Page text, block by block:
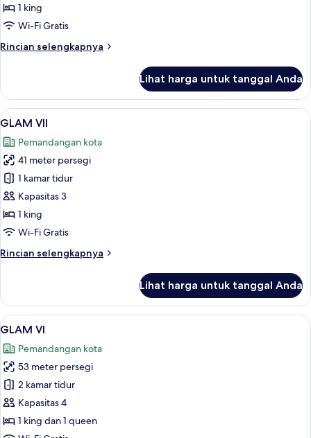
1 king
Wi-Fi Gratis
Rincian selengkapnya
Rincian
GLAM
IX
Lihat harga untuk tanggal Anda
Lihat
semua
foto
untuk
GLAM
VII
GLAM VII | Seprai premium,
5
GLAM VII
Pemandangan kota
41 meter persegi
1 kamar tidur
Kapasitas 3
1 king
Wi-Fi Gratis
Rincian selengkapnya
Rincian
GLAM
VII
Lihat harga untuk tanggal Anda
Lihat
semua
foto
untuk
GLAM
VI
GLAM VI | Area keluarga | Smart TV
6
GLAM VI
Pemandangan kota
53 meter persegi
2 kamar tidur
Kapasitas 4
1 king dan 1 queen